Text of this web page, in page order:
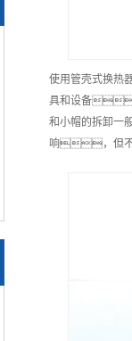
使用管壳式换
具和设备
和小帽的拆卸一
响，但